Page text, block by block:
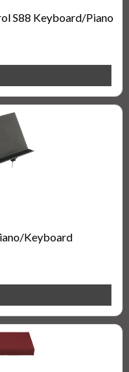
S88 Keyboard/Piano
Keyboard